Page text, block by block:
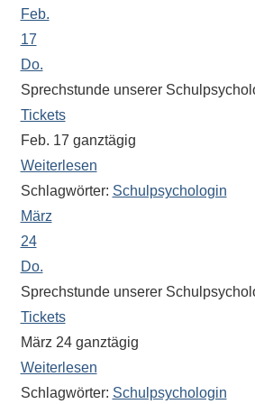
zu
bieten.
Daneben
gibt
es
viele
Aktivitäten
an
unserer
Schule.
Ob
Sprach-,
Mathematik-
oder
Feb.
17
Do.
Sprechstunde unserer
Tickets
Feb. 17 ganztägig
Weiterlesen
Schlagwörter: Schulpsychologin
März
24
Do.
Sprechstunde unserer
Tickets
März 24 ganztägig
Weiterlesen
Schlagwörter: Schulpsychologin